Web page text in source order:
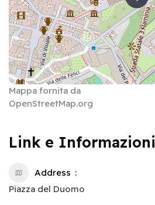
Mappa fornita da
OpenStreetMap.org
Link e Informazioni
Address
Piazza del Duomo